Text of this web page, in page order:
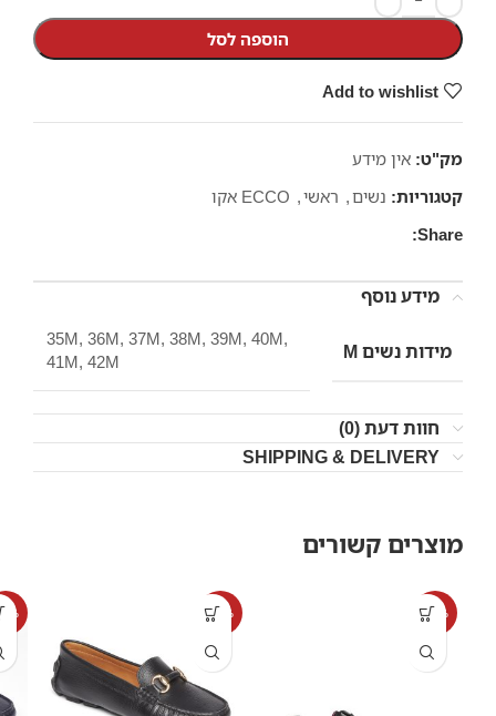
הוספה לסל
Add to wishlist
מק"ט: אין מידע
קטגוריות: נשים, ראשי, ECCO אקו
Share:
מידע נוסף
מידות נשים M
35M, 36M, 37M, 38M, 39M, 40M,
41M, 42M
חוות דעת (0)
SHIPPING & DELIVERY
מוצרים קשורים
-37%
-15%